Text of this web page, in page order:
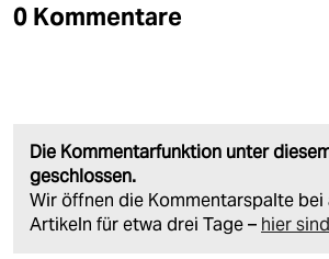
0 Kommentare
Die Kommentarfunktion unter
geschlossen.
Wir öffnen die Kommentarspalte bei
Artikeln für etwa drei Tage – hier